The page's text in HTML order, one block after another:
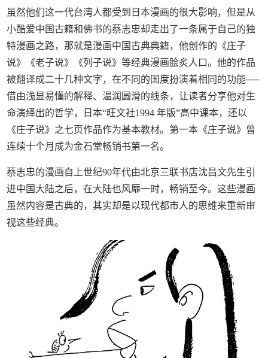
虽然他们这一代台湾人都受到日本漫画的很大影响，但是从
小酷爱中国古籍和佛书的蔡志忠却走出了一条属于自己的独
特漫画之路，那就是漫画中国古典典籍，他创作的《庄子
说》《老子说》《列子说》等经典漫画脍炙人口。他的作品
被翻译成二十几种文字，在不同的国度扮演着相同的功能──
借由浅显易懂的解释、温润圆滑的线条，让读者分享他对生
命演绎出的哲学，日本“旺文社1994 年版”高中课本，还以
《庄子说》之七页作品作为基本教材。第一本《庄子说》曾
连续十个月成为金石堂畅销书第一名。
蔡志忠的漫画自上世纪90年代由北京三联书店沈昌文先生引
进中国大陆之后，在大陆也风靡一时，畅销至今。这些漫画
虽然内容是古典的，其实却是以现代都市人的思维来重新审
视这些经典。